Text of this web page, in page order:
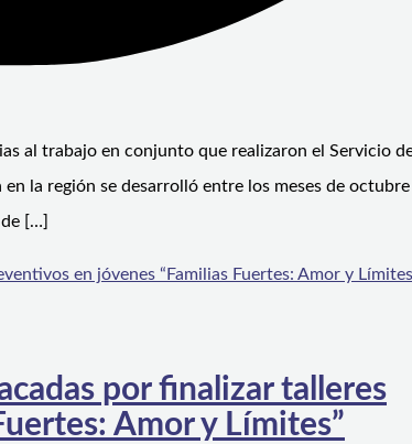
al trabajo en conjunto que realizaron el Servicio
la región se desarrolló entre los meses de
[…]
en jóvenes “Familias Fuertes: Amor y
por finalizar talleres
Amor y Límites”